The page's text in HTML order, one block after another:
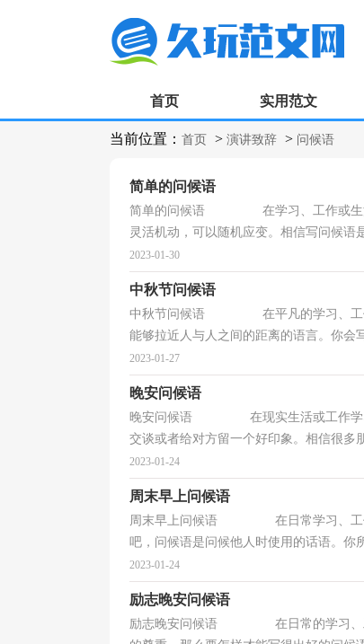
首页 实用范文
当前位置： 首页 > 演讲致辞 > 问候语
简单的问候语
简单的问候语 在学习、工作或生活中
灵活机动，可以随机应变。相信写问候语
2023-01-30
中秋节问候语
中秋节问候语 在平凡的学习、工作、
能够拉近人与人之间的距离的语言。你会
2023-01-27
晚安问候语
晚安问候语 在现实生活或工作学习中
交谈或者给对方留一个好印象。相信很多
2023-01-24
周末早上问候语
周末早上问候语 在日常学习、工作抑
吧，问候语是问候他人时使用的话语。你
2023-01-24
励志晚安问候语
励志晚安问候语 在日常的学习、工作